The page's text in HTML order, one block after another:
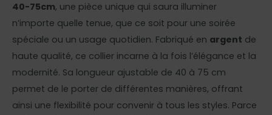
40-75cm, une pièce unique qui saura illuminer
n’importe quelle tenue, que ce soit pour une soirée
spéciale ou un usage quotidien. Fabriqué en argent de
haute qualité, ce collier incarne à la fois l’élégance et la
modernité. Sa longueur ajustable de 40 à 75 cm
permet de le porter de différentes manières, offrant
ainsi une flexibilité pour convenir à tous les styles. Parce